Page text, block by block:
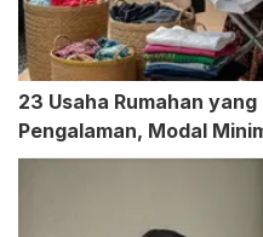
23 Usaha Rumahan
Pengalaman, Modal